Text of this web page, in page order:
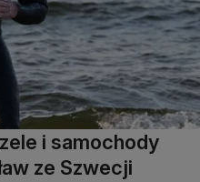
i samochody
ze Szwecji